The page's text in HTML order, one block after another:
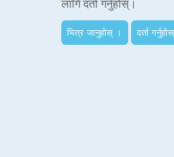
भित्र जानुहोस् । दर्ता गर्नुहोस्